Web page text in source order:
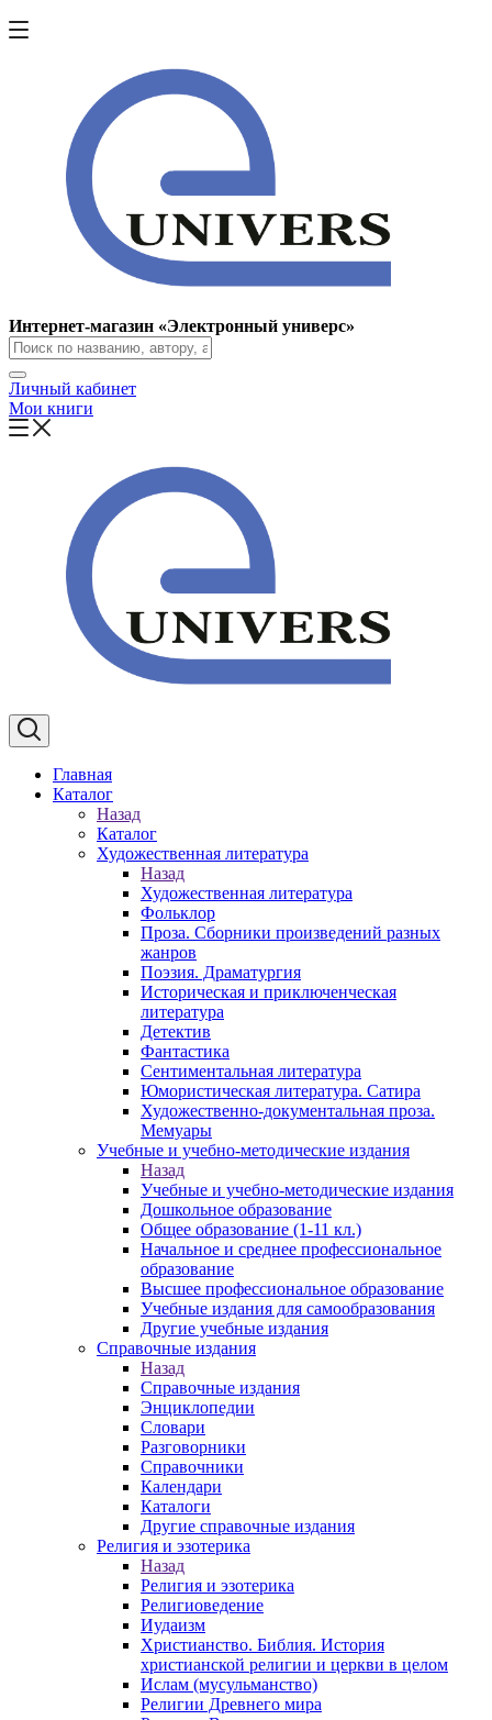
Интернет-магазин «Электронный универс»
Личный кабинет
Мои книги
Главная
Каталог
Назад
Каталог
Художественная литература
Назад
Художественная литература
Фольклор
Проза. Сборники произведений разных
жанров
Поэзия. Драматургия
Историческая и приключенческая
литература
Детектив
Фантастика
Сентиментальная литература
Юмористическая литература. Сатира
Художественно-документальная проза.
Мемуары
Учебные и учебно-методические издания
Назад
Учебные и учебно-методические издания
Дошкольное образование
Общее образование (1-11 кл.)
Начальное и среднее профессиональное
образование
Высшее профессиональное образование
Учебные издания для самообразования
Другие учебные издания
Справочные издания
Назад
Справочные издания
Энциклопедии
Словари
Разговорники
Справочники
Календари
Каталоги
Другие справочные издания
Религия и эзотерика
Назад
Религия и эзотерика
Религиоведение
Иудаизм
Христианство. Библия. История
христианской религии и церкви в целом
Ислам (мусульманство)
Религии Древнего мира